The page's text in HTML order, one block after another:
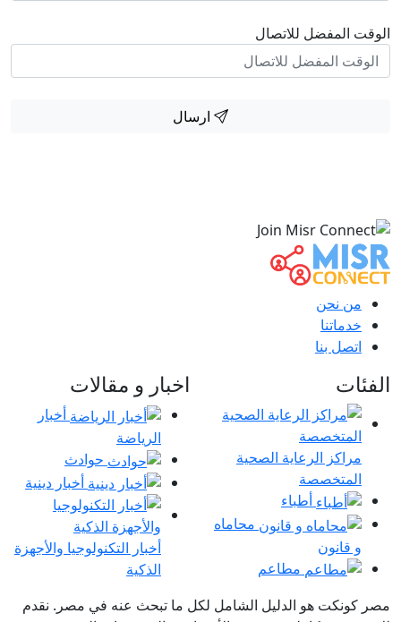
الوقت المفضل للاتصال
ارسال
من نحن
خدماتنا
اتصل بنا
الفئات
مراكز الرعاية الصحية
المتخصصة
أطباء
محاماه
و قانون
مطاعم
اخبار و مقالات
أخبار
الرياضة
حوادث
أخبار دينية
أخبار التكنولوجيا والأجهزة
الذكية
مصر كونكت هو الدليل الشامل لكل ما تبحث عنه في مصر. نقدم